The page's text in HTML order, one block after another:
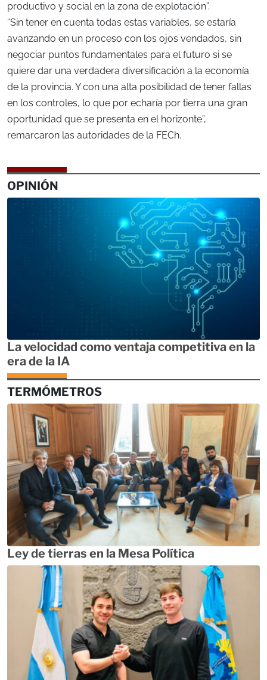
productivo y social en la zona de explotación”.
“Sin tener en cuenta todas estas variables, se estaría
avanzando en un proceso con los ojos vendados, sin
negociar puntos fundamentales para el futuro si se
quiere dar una verdadera diversificación a la economía
de la provincia. Y con una alta posibilidad de tener fallas
en los controles, lo que por echaría por tierra una gran
oportunidad que se presenta en el horizonte”,
remarcaron las autoridades de la FECh.
OPINIÓN
La velocidad como ventaja competitiva en la
era de la IA
TERMÓMETROS
Ley de tierras en la Mesa Política